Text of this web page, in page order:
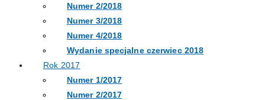
Numer 2/2018
Numer 3/2018
Numer 4/2018
Wydanie specjalne czerwiec 2018
Rok 2017
Numer 1/2017
Numer 2/2017